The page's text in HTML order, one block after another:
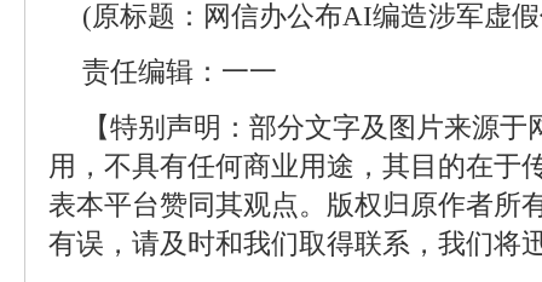
(原标题：网信办公布AI编造涉军虚
责任编辑：一一
【特别声明：部分文字及图片来源
用，不具有任何商业用途，其目的在于
表本平台赞同其观点。版权归原作者所
有误，请及时和我们取得联系，我们将